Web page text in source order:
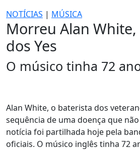
NOTÍCIAS | MÚSICA
Morreu Alan
dos Yes
O músico tinha 72
Alan White, o baterista dos
sequência de uma doença que
notícia foi partilhada hoje pela
oficiais. O músico inglês tinha 72